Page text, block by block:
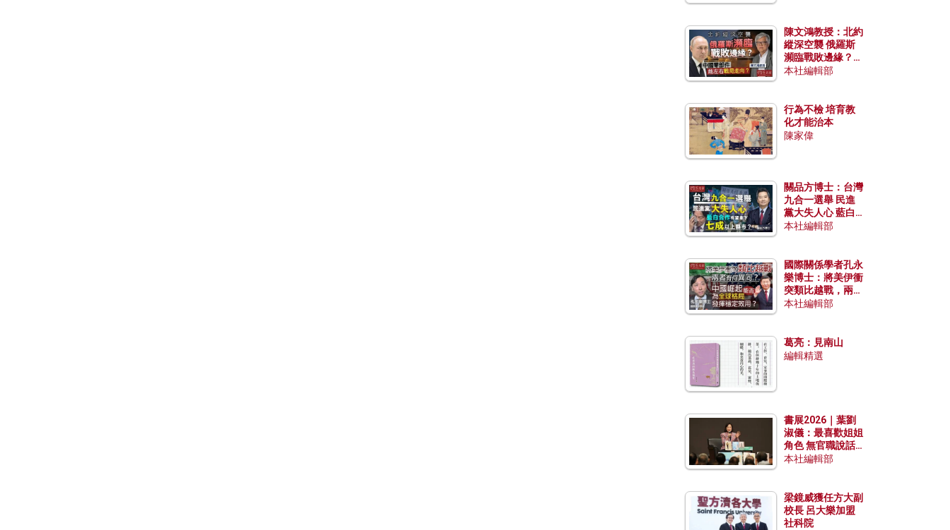
陳文鴻教授：北約
縱深空襲 俄羅斯
瀕臨戰敗邊緣？中
國零部件能左右戰
本社編輯部
行為不檢 培育教
化才能治本
陳家偉
關品方博士：台灣
九合一選舉 民進
黨大失人心 藍白
合作有望拿下七成
本社編輯部
國際關係學者孔永
樂博士：將美伊衝
突類比越戰，兩者
有何異同？中國崛
本社編輯部
葛亮：見南山
編輯精選
書展2026｜葉劉
淑儀：最喜歡姐姐
角色 無官職說話
包袱少
本社編輯部
梁鏡威獲任方大副
校長 呂大樂加盟
社科院